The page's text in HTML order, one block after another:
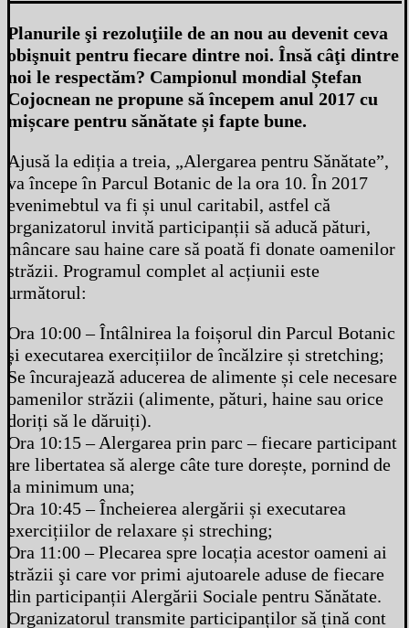
Planurile şi rezoluţiile de an nou au devenit ceva
obişnuit pentru fiecare dintre noi. Însă câţi dintre
noi le respectăm? Campionul mondial Ștefan
Cojocnean ne propune să începem anul 2017 cu
mișcare pentru sănătate și fapte bune.
Ajusă la ediția a treia, „Alergarea pentru Sănătate”,
va începe în Parcul Botanic de la ora 10. În 2017
evenimebtul va fi și unul caritabil, astfel că
organizatorul invită participanții să aducă pături,
mâncare sau haine care să poată fi donate oamenilor
străzii. Programul complet al acțiunii este
următorul:
Ora 10:00 – Întâlnirea la foișorul din Parcul Botanic
și executarea exercițiilor de încălzire și stretching;
Se încurajează aducerea de alimente și cele necesare
oamenilor străzii (alimente, pături, haine sau orice
doriți să le dăruiți).
Ora 10:15 – Alergarea prin parc – fiecare participant
are libertatea să alerge câte ture dorește, pornind de
la minimum una;
Ora 10:45 – Încheierea alergării și executarea
exercițiilor de relaxare și streching;
Ora 11:00 – Plecarea spre locația acestor oameni ai
străzii şi care vor primi ajutoarele aduse de fiecare
din participanții Alergării Sociale pentru Sănătate.
Organizatorul transmite participanților să țină cont